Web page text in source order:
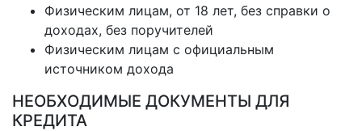
Физическим лицам, от 18 лет, без справки о
доходах, без поручителей
Физическим лицам с официальным
источником дохода
НЕОБХОДИМЫЕ ДОКУМЕНТЫ ДЛЯ
КРЕДИТА